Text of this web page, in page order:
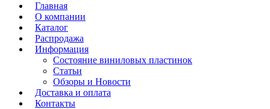
Главная
О компании
Каталог
Распродажа
Информация
Состояние виниловых пластинок
Статьи
Обзоры и Новости
Доставка и оплата
Контакты